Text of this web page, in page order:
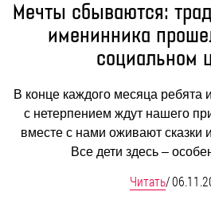
Мечты сбываются:
именинника
социальном
В конце каждого месяца ребята
с нетерпением ждут нашего
вместе с нами оживают сказки
Все дети здесь –
Читать/